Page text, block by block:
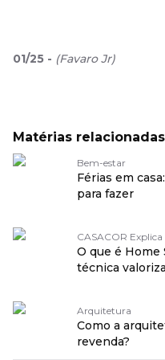
01/25 - (Favaro Jr)
Matérias
Bem-estar
Férias em
para fazer
CASACOR Explica
O que é Home
técnica
Arquitetura
Como a
revenda?